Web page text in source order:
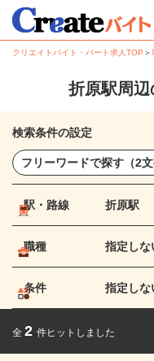
クリエイトバイト・パート求人TOP ＞
折原駅周
検索条件の設定
駅・路線 折原駅
職種 指定しな
条件 指定しな
全 2 件ヒットしました